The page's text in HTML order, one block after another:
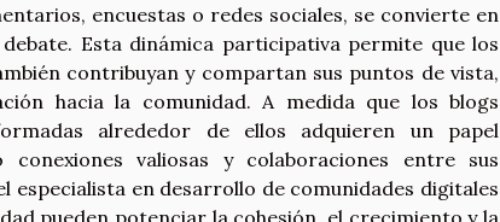
encuestas o redes sociales, se convierte en
Esta dinámica participativa permite que los
contribuyan y compartan sus puntos de vista,
hacia la comunidad. A medida que los blogs
alrededor de ellos adquieren un papel
valiosas y colaboraciones entre sus
especialista en desarrollo de comunidades digitales
pueden potenciar la cohesión, el crecimiento y la